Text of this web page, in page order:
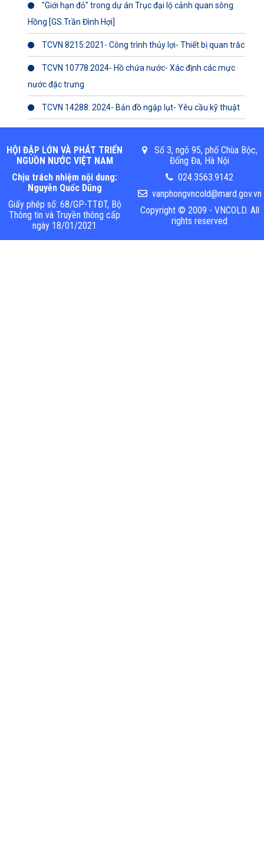
"Giới hạn đỏ" trong dự án Trục đại lộ cảnh quan sông
Hồng [GS.Trần Đình Hợi]
TCVN 8215:2021- Công trình thủy lợi- Thiết bị quan trắc
TCVN 10778:2024- Hồ chứa nước- Xác định các mực
nước đặc trưng
TCVN 14288: 2024- Bản đồ ngập lụt- Yêu cầu kỹ thuật
HỘI ĐẬP LỚN VÀ PHÁT TRIỂN
NGUỒN NƯỚC VIỆT NAM
Chịu trách nhiệm nội dung:
Nguyễn Quốc Dũng
Giấy phép số: 68/GP-TTĐT, Bộ
Thông tin và Truyền thông cấp
ngày 18/01/2021
Số 3, ngõ 95, phố Chùa Bộc,
Đống Đa, Hà Nội
024.3563.9142
vanphongvncold@mard.gov.vn
Copyright © 2009 - VNCOLD. All
rights reserved